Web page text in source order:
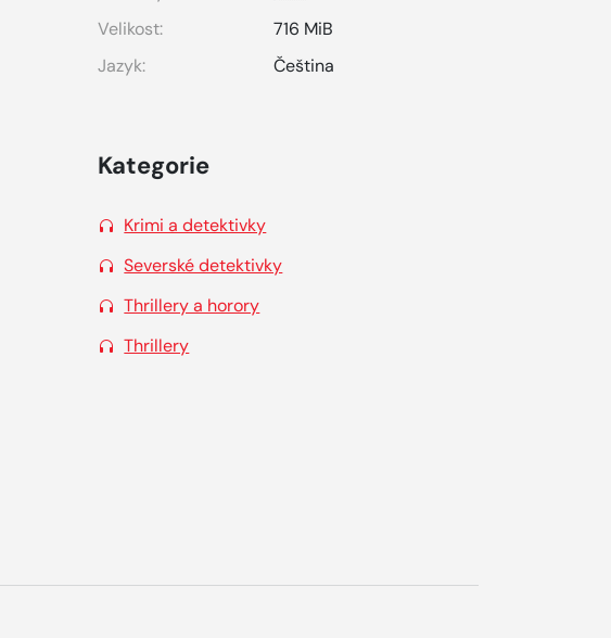
Velikost:
716 MiB
Jazyk:
Čeština
Kategorie
Krimi a detektivky
Severské detektivky
Thrillery a horory
Thrillery